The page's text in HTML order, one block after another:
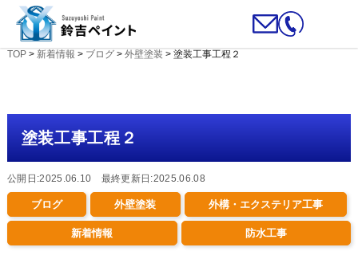
TOP> 新着情報 > ブログ> 外壁塗装 > 塗装工事工程２
塗装工事工程２
公開日:2025.06.10 最終更新日:2025.06.08
ブログ 外壁塗装 外構・エクステリア工事
新着情報 防水工事